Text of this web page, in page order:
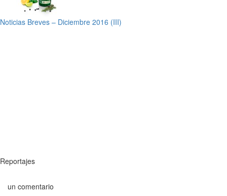
Noticias Breves – Diciembre 2016 (III)
Reportajes
un comentario